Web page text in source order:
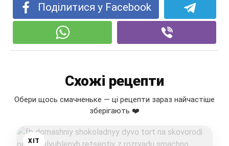
Поділитися у Facebook
Схожі рецепти
Обери щось смачненьке — ці рецепти зараз найчастіше
зберігають ❤️
ХІТ